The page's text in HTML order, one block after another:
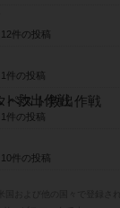
12件の投稿
1件の投稿
ペスト救出作戦
1件の投稿
10件の投稿